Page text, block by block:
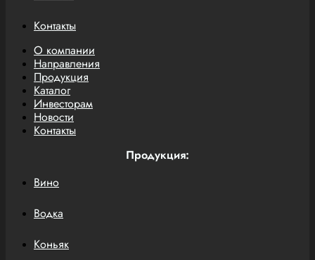
Контакты
О компании
Направления
Продукция
Каталог
Инвесторам
Новости
Контакты
Продукция:
Вино
Водка
Коньяк